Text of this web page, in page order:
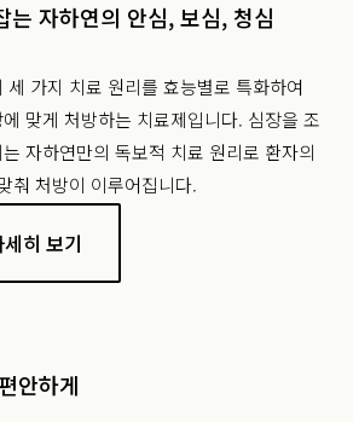
는 자하연의 안심, 보심, 청심
가지 치료 원리를 효능별로 특화하여
맞게 처방하는 치료제입니다. 심장을 조
자하연만의 독보적 치료 원리로 환자의
춰 처방이 이루어집니다.
히 보기
안하게